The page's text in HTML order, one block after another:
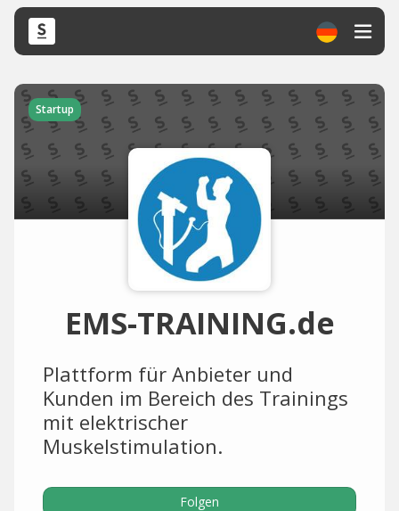
Startup
EMS-TRAINING.de
Plattform für Anbieter und
Kunden im Bereich des Trainings
mit elektrischer
Muskelstimulation.
Folgen